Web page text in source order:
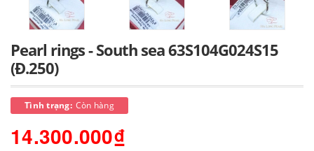
Pearl rings - South sea 63S104G024S15
(Đ.250)
Tình trạng: Còn hàng
14.300.000₫